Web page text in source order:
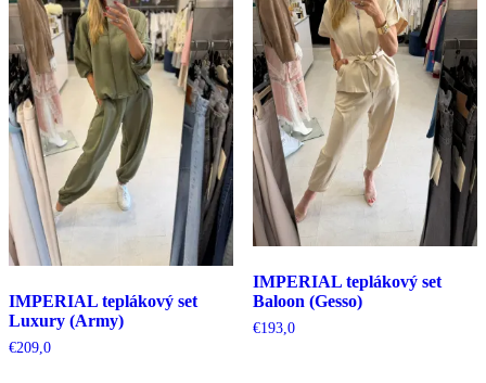
IMPERIAL teplákový set
Luxury (Army)
€209,0
IMPERIAL teplákový set
Baloon (Gesso)
€193,0